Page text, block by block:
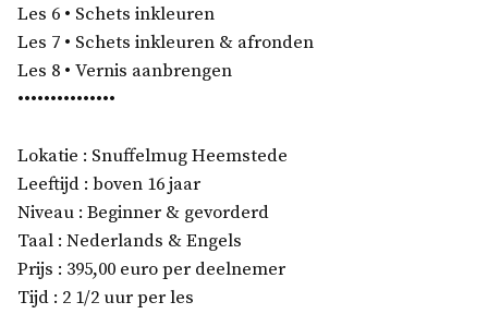
Les 6 • Schets inkleuren
Les 7 • Schets inkleuren & afronden
Les 8 • Vernis aanbrengen
•••••••••••••••
Lokatie : Snuffelmug Heemstede
Leeftijd : boven 16 jaar
Niveau : Beginner & gevorderd
Taal : Nederlands & Engels
Prijs : 395,00 euro per deelnemer
Tijd : 2 1/2 uur per les